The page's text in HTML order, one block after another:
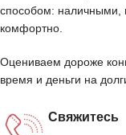
способом: наличными,
комфортно.
Оцениваем дороже
время и деньги на
Свяжитесь